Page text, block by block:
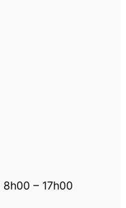
8h00 – 17h00